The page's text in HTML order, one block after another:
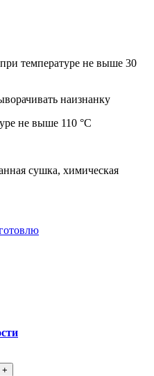
температуре не выше 30
наизнанку
не выше 110 °C
сушка, химическая
+